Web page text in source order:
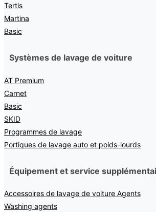
Tertis
Martina
Basic
Systèmes de lavage de voiture
AT Premium
Carnet
Basic
SKID
Programmes de lavage
Portiques de lavage auto et poids-lourds
Équipement et service
Accessoires de lavage de voiture Agents
Washing agents